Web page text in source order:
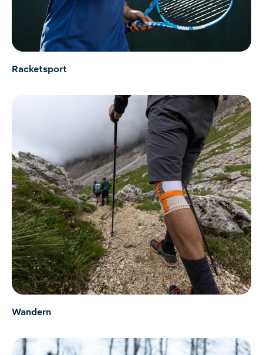
Racketsport
Wandern